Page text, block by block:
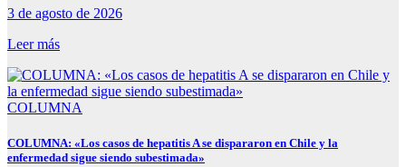
3 de agosto de 2026
Leer más
COLUMNA
COLUMNA: «Los casos de hepatitis A se dispararon en Chile y la
enfermedad sigue siendo subestimada»